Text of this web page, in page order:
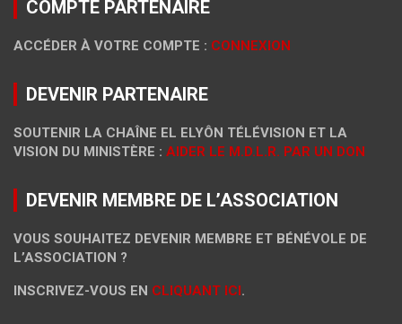
COMPTE PARTENAIRE
ACCÉDER À VOTRE COMPTE : CONNEXION
DEVENIR PARTENAIRE
SOUTENIR LA CHAÎNE EL ELYÔN TÉLÉVISION ET LA
VISION DU MINISTÈRE : AIDER LE M.D.L.R. PAR UN DON
DEVENIR MEMBRE DE L’ASSOCIATION
VOUS SOUHAITEZ DEVENIR MEMBRE ET BÉNÉVOLE DE
L’ASSOCIATION ?
INSCRIVEZ-VOUS EN CLIQUANT ICI.